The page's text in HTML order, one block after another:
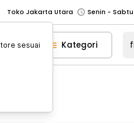
Toko Jakarta Utara
Toko Tangerang
Toko Cikupa
Pick n Go Jakarta Barat
Senin -
Kategori
sesuai